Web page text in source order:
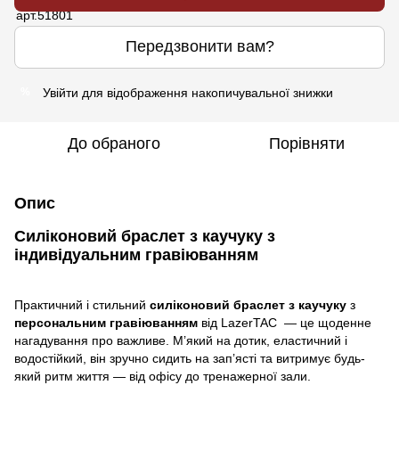
Передзвонити вам?
Увійти для відображення накопичувальної знижки
До обраного Порівняти
Опис
Силіконовий браслет з каучуку з
індивідуальним гравіюванням
Практичний і стильний силіконовий браслет з каучуку з
персональним гравіюванням від LazerTAC — це щоденне
нагадування про важливе. М’який на дотик, еластичний і
водостійкий, він зручно сидить на зап’ясті та витримує будь-
який ритм життя — від офісу до тренажерної зали.